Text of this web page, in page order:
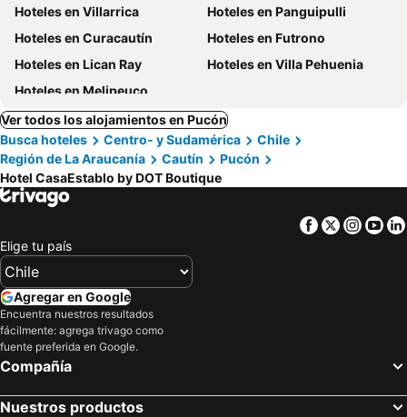
Hoteles en Villarrica
Hoteles en Panguipulli
Hoteles en Curacautín
Hoteles en Futrono
Hoteles en Lican Ray
Hoteles en Villa Pehuenia
Hoteles en Melipeuco
Ver todos los alojamientos en Pucón
Busca hoteles
Centro- y Sudamérica
Chile
Región de La Araucanía
Cautín
Pucón
Hotel CasaEstablo by DOT Boutique
Facebook
Twitter
Elige tu país
Agregar en Google
Encuentra nuestros resultados
fácilmente: agrega trivago como
fuente preferida en Google.
Compañía
Nuestros productos